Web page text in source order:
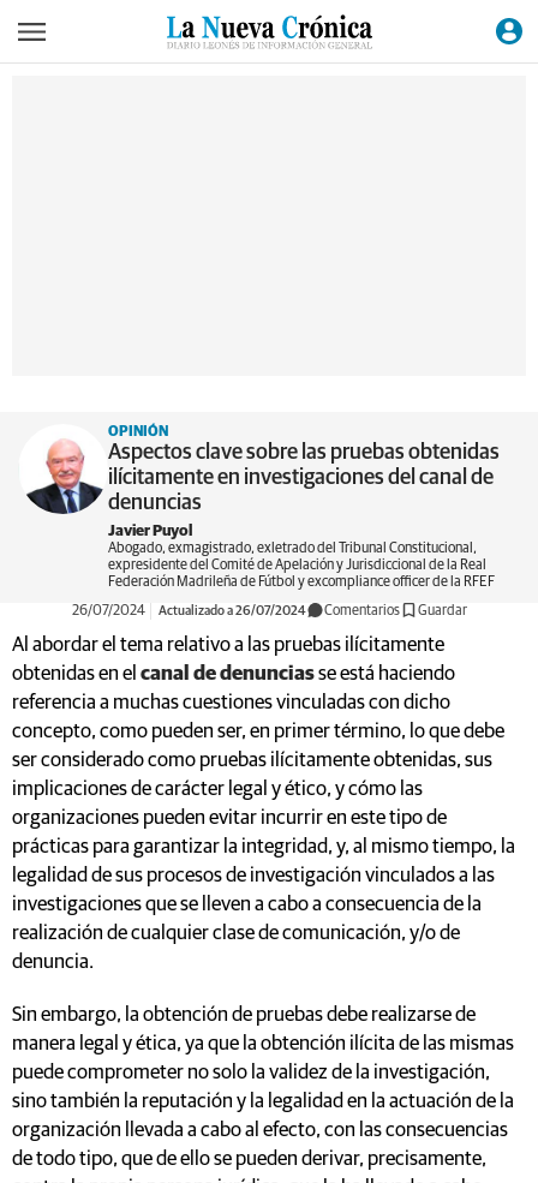
OPINIÓN
Aspectos clave sobre las pruebas obtenidas
ilícitamente en investigaciones del canal de
denuncias
Javier Puyol
Abogado, exmagistrado, exletrado del Tribunal Constitucional,
expresidente del Comité de Apelación y Jurisdiccional de la Real
Federación Madrileña de Fútbol y excompliance officer de la RFEF
26/07/2024
Actualizado a 26/07/2024 Comentarios Guardar
Al abordar el tema relativo a las pruebas ilícitamente
obtenidas en el canal de denunciasse está haciendo
referencia a muchas cuestiones vinculadas con dicho
concepto, como pueden ser, en primer término, lo que debe
ser considerado como pruebas ilícitamente obtenidas, sus
implicaciones de carácter legal y ético, y cómo las
organizaciones pueden evitar incurrir en este tipo de
prácticas para garantizar la integridad, y, al mismo tiempo, la
legalidad de sus procesos de investigación vinculados a las
investigaciones que se lleven a cabo a consecuencia de la
realización de cualquier clase de comunicación, y/o de
denuncia.
Sin embargo, la obtención de pruebas debe realizarse de
manera legal y ética, ya que la obtención ilícita de las mismas
puede comprometer no solo la validez de la investigación,
sino también la reputación y la legalidad en la actuación de la
organización llevada a cabo al efecto, con las consecuencias
de todo tipo, que de ello se pueden derivar, precisamente,